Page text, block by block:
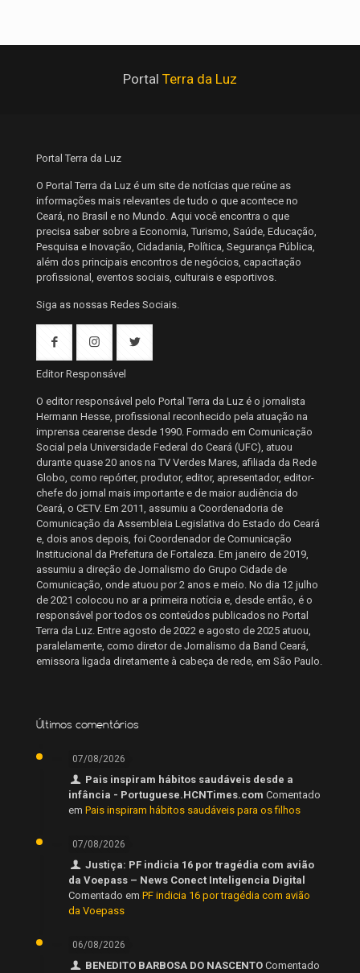
Portal Terra da Luz
Portal Terra da Luz
O Portal Terra da Luz é um site de notícias que reúne as
informações mais relevantes de tudo o que acontece no
Ceará, no Brasil e no Mundo. Aqui você encontra o que
precisa saber sobre a Economia, Turismo, Saúde, Educação,
Pesquisa e Inovação, Cidadania, Política, Segurança Pública,
além dos principais encontros de negócios, capacitação
profissional, eventos sociais, culturais e esportivos.
Siga as nossas Redes Sociais.
Editor Responsável
O editor responsável pelo Portal Terra da Luz é o jornalista
Hermann Hesse, profissional reconhecido pela atuação na
imprensa cearense desde 1990. Formado em Comunicação
Social pela Universidade Federal do Ceará (UFC), atuou
durante quase 20 anos na TV Verdes Mares, afiliada da Rede
Globo, como repórter, produtor, editor, apresentador, editor-
chefe do jornal mais importante e de maior audiência do
Ceará, o CETV. Em 2011, assumiu a Coordenadoria de
Comunicação da Assembleia Legislativa do Estado do Ceará
e, dois anos depois, foi Coordenador de Comunicação
Institucional da Prefeitura de Fortaleza. Em janeiro de 2019,
assumiu a direção de Jornalismo do Grupo Cidade de
Comunicação, onde atuou por 2 anos e meio. No dia 12 julho
de 2021 colocou no ar a primeira notícia e, desde então, é o
responsável por todos os conteúdos publicados no Portal
Terra da Luz. Entre agosto de 2022 e agosto de 2025 atuou,
paralelamente, como diretor de Jornalismo da Band Ceará,
emissora ligada diretamente à cabeça de rede, em São Paulo.
Últimos comentários
07/08/2026
Pais inspiram hábitos saudáveis desde a
infância - Portuguese.HCNTimes.com Comentado
em Pais inspiram hábitos saudáveis para os filhos
07/08/2026
Justiça: PF indicia 16 por tragédia com avião
da Voepass – News Conect Inteligencia Digital
Comentado em PF indicia 16 por tragédia com avião
da Voepass
06/08/2026
BENEDITO BARBOSA DO NASCENTO Comentado